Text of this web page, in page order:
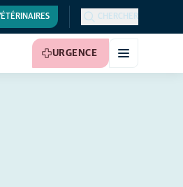
CHERCHER
URGENCE